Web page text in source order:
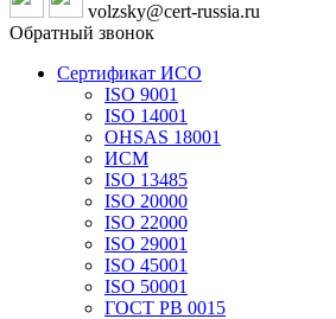
volzsky@cert-russia.ru
Обратный звонок
Сертификат ИСО
ISO 9001
ISO 14001
OHSAS 18001
ИСМ
ISO 13485
ISO 20000
ISO 22000
ISO 29001
ISO 45001
ISO 50001
ГОСТ РВ 0015